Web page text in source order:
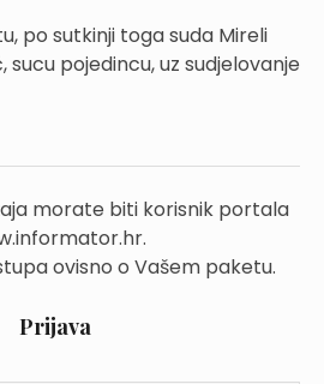
po sutkinji toga suda Mireli
pojedincu, uz sudjelovanje
morate biti korisnik portala
ovisno o Vašem paketu.
Prijava